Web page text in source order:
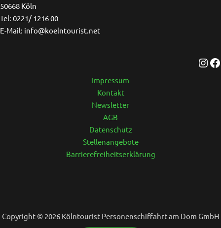
50668 Köln
Tel: 0221/ 1216 00
E-Mail: info@koelntourist.net
Impressum
Kontakt
Newsletter
AGB
Datenschutz
Stellenangebote
Barrierefreiheitserklärung
Copyright © 2026 Kölntourist Personenschiffahrt am Dom GmbH